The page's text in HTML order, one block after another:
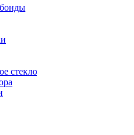
стекло